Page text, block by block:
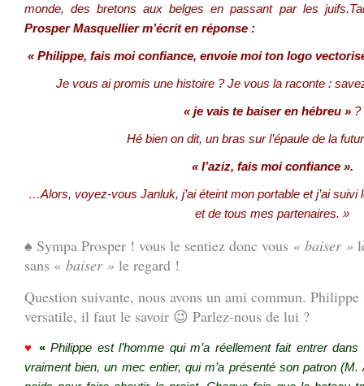
monde, des bretons aux belges en passant par les
Prosper Masquellier m’écrit en réponse :
« Philippe, fais moi confiance, envoie moi ton logo
Je vous ai promis une histoire ? Je vous la raconte :
« je vais te baiser en hébreu » ?
Hé bien on dit, un bras sur l’épaule de la
« l’aziz, fais moi confiance ».
…Alors, voyez-vous Janluk, j’ai éteint mon portable et j’ai suivi
et de tous mes partenaires. »
♠ Sympa Prosper ! vous le sentiez donc vous « baiser »
sans « baiser » le regard !
Question suivante, nous avons un ami commun.
versatile, il faut le savoir 😉 Parlez-nous de lui ?
♥ «Philippe est l’homme qui m’a réellement fait entrer
vraiment bien, un mec entier, qui m’a présenté son patron